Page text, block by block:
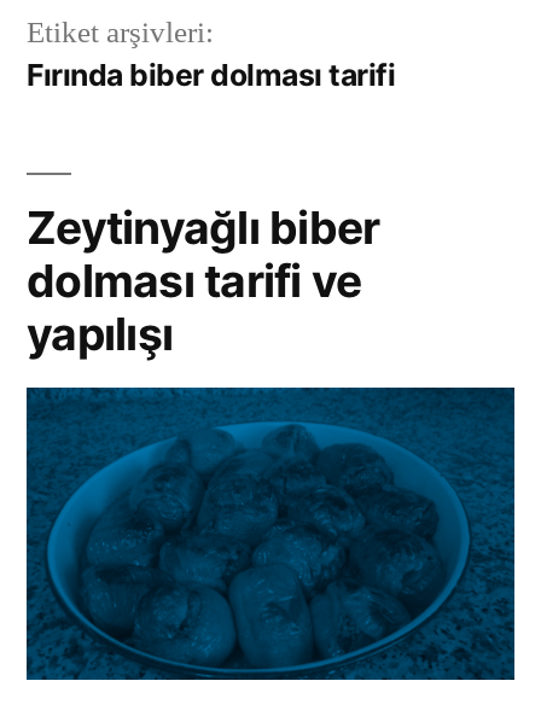
Etiket arşivleri:
Fırında biber dolması tarifi
Zeytinyağlı biber
dolması tarifi ve
yapılışı